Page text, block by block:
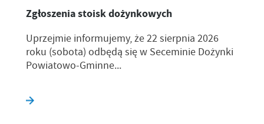
Zgłoszenia stoisk dożynkowych
Uprzejmie informujemy, że 22 sierpnia 2026
roku (sobota) odbędą się w Seceminie Dożynki
Powiatowo-Gminne...